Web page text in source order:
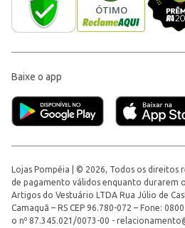
Baixe o app
Lojas Pompéia | © 2026, Todos os direitos
de pagamento válidos enquanto durarem
Artigos do Vestuário LTDA Rua Júlio de
Camaquã – RS CEP 96.780-072 – Fone:
o nº 87.345.021/0073-00 -